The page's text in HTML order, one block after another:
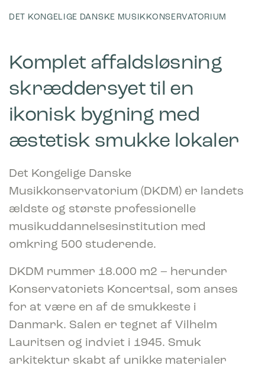
DET KONGELIGE DANSKE MUSIKKONSERVATORIUM
Komplet affaldsløsning
skræddersyet til en
ikonisk bygning med
æstetisk smukke lokaler
Det Kongelige Danske
Musikkonservatorium (DKDM) er landets
ældste og største professionelle
musikuddannelsesinstitution med
omkring 500 studerende.
DKDM rummer 18.000 m2 – herunder
Konservatoriets Koncertsal, som anses
for at være en af de smukkeste i
Danmark. Salen er tegnet af Vilhelm
Lauritsen og indviet i 1945. Smuk
arkitektur skabt af unikke materialer